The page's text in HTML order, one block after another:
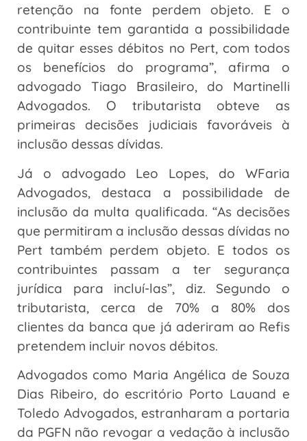
retenção na fonte perdem objeto. E o
contribuinte tem garantida a possibilidade
de quitar esses débitos no Pert, com todos
os benefícios do programa”, afirma o
advogado Tiago Brasileiro, do Martinelli
Advogados. O tributarista obteve as
primeiras decisões judiciais favoráveis à
inclusão dessas dívidas.
Já o advogado Leo Lopes, do WFaria
Advogados, destaca a possibilidade de
inclusão da multa qualificada. “As decisões
que permitiram a inclusão dessas dívidas no
Pert também perdem objeto. E todos os
contribuintes passam a ter segurança
jurídica para incluí-las”, diz. Segundo o
tributarista, cerca de 70% a 80% dos
clientes da banca que já aderiram ao Refis
pretendem incluir novos débitos.
Advogados como Maria Angélica de Souza
Dias Ribeiro, do escritório Porto Lauand e
Toledo Advogados, estranharam a portaria
da PGFN não revogar a vedação à inclusão